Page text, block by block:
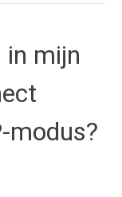
in mijn
modus?